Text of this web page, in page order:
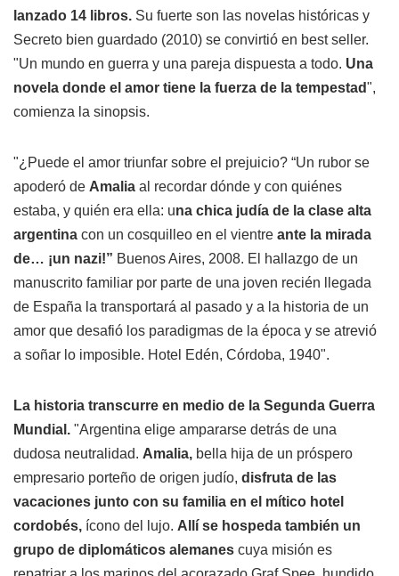
lanzado 14 libros. Su fuerte son las novelas históricas y
Secreto bien guardado (2010) se convirtió en best seller.
"Un mundo en guerra y una pareja dispuesta a todo. Una
novela donde el amor tiene la fuerza de la tempestad",
comienza la sinopsis.
"¿Puede el amor triunfar sobre el prejuicio? “Un rubor se
apoderó de Amalia al recordar dónde y con quiénes
estaba, y quién era ella: una chica judía de la clase alta
argentina con un cosquilleo en el vientre ante la mirada
de… ¡un nazi!” Buenos Aires, 2008. El hallazgo de un
manuscrito familiar por parte de una joven recién llegada
de España la transportará al pasado y a la historia de un
amor que desafió los paradigmas de la época y se atrevió
a soñar lo imposible. Hotel Edén, Córdoba, 1940".
La historia transcurre en medio de la Segunda Guerra
Mundial. "Argentina elige ampararse detrás de una
dudosa neutralidad. Amalia, bella hija de un próspero
empresario porteño de origen judío, disfruta de las
vacaciones junto con su familia en el mítico hotel
cordobés, ícono del lujo. Allí se hospeda también un
grupo de diplomáticos alemanes cuya misión es